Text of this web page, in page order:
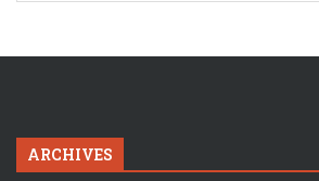
ARCHIVES